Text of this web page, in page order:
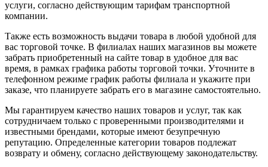
услуги, согласно действующим тарифам транспортной
компании.
Также есть возможность выдачи товара в любой удобной для
вас торговой точке. В филиалах наших магазинов вы можете
забрать приобретенный на сайте товар в удобное для вас
время, в рамках графика работы торговой точки. Уточните в
телефонном режиме график работы филиала и укажите при
заказе, что планируете забрать его в магазине самостоятельно.
Мы гарантируем качество наших товаров и услуг, так как
сотрудничаем только с проверенными производителями и
известными брендами, которые имеют безупречную
репутацию. Определенные категории товаров подлежат
возврату и обмену, согласно действующему законодательству.